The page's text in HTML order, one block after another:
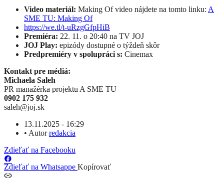
Video materiál: Making Of video nájdete na tomto linku: A
SME TU: Making Of
https://we.tl/t-uRzgGfpHiB
Premiéra: 22. 11. o 20:40 na TV JOJ
JOJ Play: epizódy dostupné o týždeň skôr
Predpremiéry v spolupráci s: Cinemax
Kontakt pre médiá:
Michaela Saleh
PR manažérka projektu A SME TU
0902 175 932
saleh@joj.sk
13.11.2025 - 16:29
• Autorredakcia
Zdieľať na Facebooku
Zdieľať na Whatsappe Kopírovať